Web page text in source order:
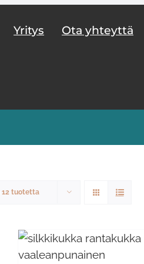
Yritys Ota yhteyttä
12 tuotetta